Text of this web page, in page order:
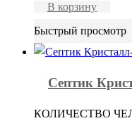
В корзину
Быстрый просмотр
Септик
КОЛИЧЕСТВО